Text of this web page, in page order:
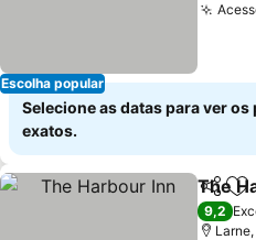
Escolha popular
Selecione as datas para ver os
exatos.
The
9,2